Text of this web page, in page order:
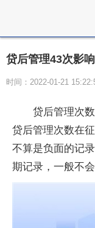
贷后管理43次影
时间：2022-01-21
贷后管理次
贷后管理次数在
不算是负面的记
期记录，一般不会